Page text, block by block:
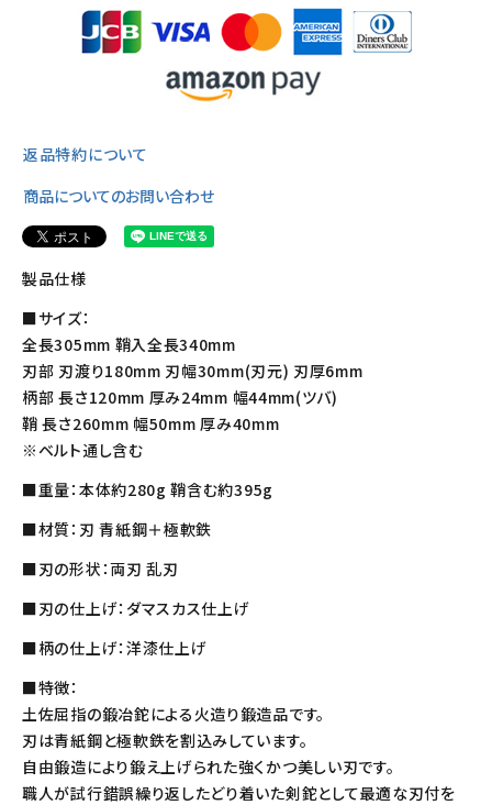
返品特約について
商品についてのお問い合わせ
製品仕様
■サイズ：
全長305mm 鞘入全長340mm
刃部 刃渡り180mm 刃幅30mm(刃元) 刃厚6mm
柄部 長さ120mm 厚み24mm 幅44mm(ツバ)
鞘 長さ260mm 幅50mm 厚み40mm
※ベルト通し含む
■重量：本体約280g 鞘含む約395g
■材質：刃 青紙鋼＋極軟鉄
■刃の形状：両刃 乱刃
■刃の仕上げ：ダマスカス仕上げ
■柄の仕上げ：洋漆仕上げ
■特徴：
土佐屈指の鍛冶鉈による火造り鍛造品です。
刃は青紙鋼と極軟鉄を割込みしています。
自由鍛造により鍛え上げられた強くかつ美しい刃です。
職人が試行錯誤繰り返したどり着いた剣鉈として最適な刃付を